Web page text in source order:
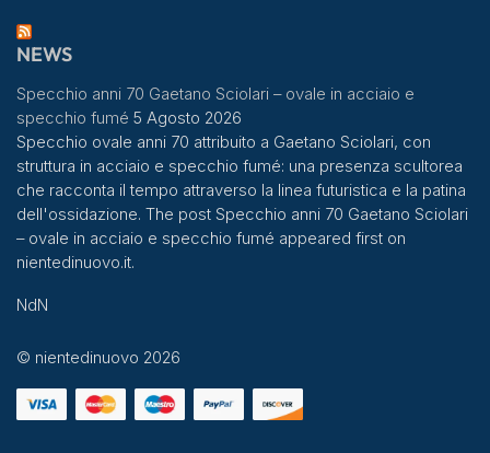
NEWS
Specchio anni 70 Gaetano Sciolari – ovale in acciaio e
specchio fumé 5 Agosto 2026
Specchio ovale anni 70 attribuito a Gaetano Sciolari, con
struttura in acciaio e specchio fumé: una presenza scultorea
che racconta il tempo attraverso la linea futuristica e la patina
dell'ossidazione. The post Specchio anni 70 Gaetano Sciolari
– ovale in acciaio e specchio fumé appeared first on
nientedinuovo.it.
NdN
© nientedinuovo 2026